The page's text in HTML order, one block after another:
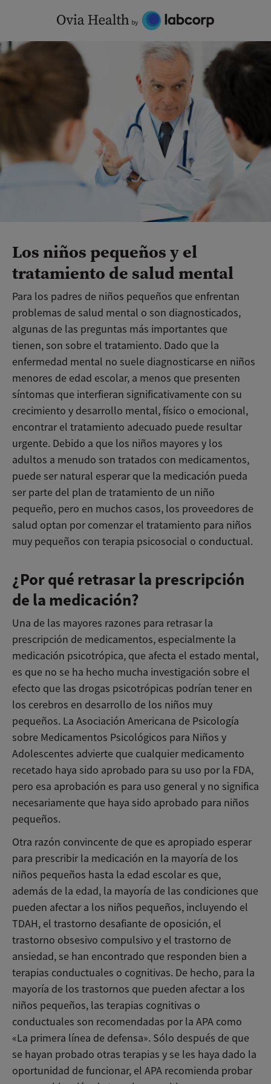
content
Los niños pequeños y el
tratamiento de salud mental
Para los padres de niños pequeños que enfrentan
problemas de salud mental o son diagnosticados,
algunas de las preguntas más importantes que
tienen, son sobre el tratamiento. Dado que la
enfermedad mental no suele diagnosticarse en niños
menores de edad escolar, a menos que presenten
síntomas que interfieran significativamente con su
crecimiento y desarrollo mental, físico o emocional,
encontrar el tratamiento adecuado puede resultar
urgente. Debido a que los niños mayores y los
adultos a menudo son tratados con medicamentos,
puede ser natural esperar que la medicación pueda
ser parte del plan de tratamiento de un niño
pequeño, pero en muchos casos, los proveedores de
salud optan por comenzar el tratamiento para niños
muy pequeños con terapia psicosocial o conductual.
¿Por qué retrasar la prescripción
de la medicación?
Una de las mayores razones para retrasar la
prescripción de medicamentos, especialmente la
medicación psicotrópica, que afecta el estado mental,
es que no se ha hecho mucha investigación sobre el
efecto que las drogas psicotrópicas podrían tener en
los cerebros en desarrollo de los niños muy
pequeños. La Asociación Americana de Psicología
sobre Medicamentos Psicológicos para Niños y
Adolescentes advierte que cualquier medicamento
recetado haya sido aprobado para su uso por la FDA,
pero esa aprobación es para uso general y no significa
necesariamente que haya sido aprobado para niños
pequeños.
Otra razón convincente de que es apropiado esperar
para prescribir la medicación en la mayoría de los
niños pequeños hasta la edad escolar es que,
además de la edad, la mayoría de las condiciones que
pueden afectar a los niños pequeños, incluyendo el
TDAH, el trastorno desafiante de oposición, el
trastorno obsesivo compulsivo y el trastorno de
ansiedad, se han encontrado que responden bien a
terapias conductuales o cognitivas. De hecho, para la
mayoría de los trastornos que pueden afectar a los
niños pequeños, las terapias cognitivas o
conductuales son recomendadas por la APA como
«La primera línea de defensa». Sólo después de que
se hayan probado otras terapias y se les haya dado la
oportunidad de funcionar, el APA recomienda probar